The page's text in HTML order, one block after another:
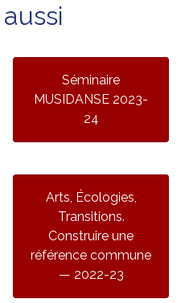
Séminaire
MUSIDANSE 2023-
24
Arts, Écologies,
Transitions.
Construire une
référence commune
— 2022-23